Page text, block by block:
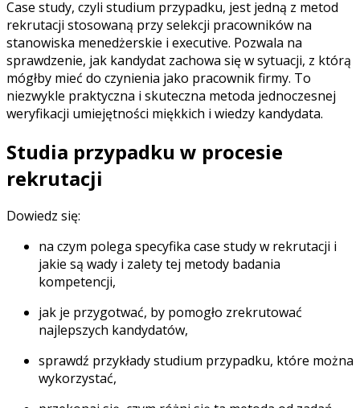
Case study, czyli studium przypadku, jest jedną z metod
rekrutacji stosowaną przy selekcji pracowników na
stanowiska menedżerskie i executive. Pozwala na
sprawdzenie, jak kandydat zachowa się w sytuacji, z którą
mógłby mieć do czynienia jako pracownik firmy. To
niezwykle praktyczna i skuteczna metoda jednoczesnej
weryfikacji umiejętności miękkich i wiedzy kandydata.
Studia przypadku w procesie
rekrutacji
Dowiedz się:
na czym polega specyfika case study w rekrutacji i
jakie są wady i zalety tej metody badania
kompetencji,
jak je przygotwać, by pomogło zrekrutować
najlepszych kandydatów,
sprawdź przykłady studium przypadku, które można
wykorzystać,